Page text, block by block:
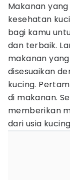
Makanan
kesehatan
bagi kamu
dan terbaik.
makanan
disesuaikan
kucing.
di makanan.
memberikan
dari usia